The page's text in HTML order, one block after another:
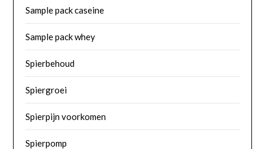
Sample pack caseine
Sample pack whey
Spierbehoud
Spiergroei
Spierpijn voorkomen
Spierpomp